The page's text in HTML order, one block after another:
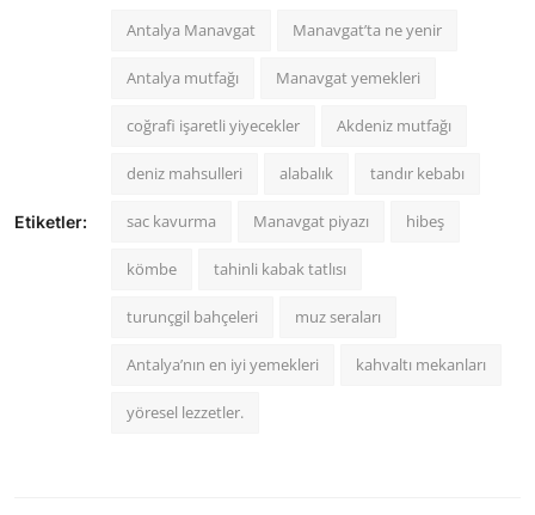
Etiketler:
Antalya Manavgat Manavgat’ta ne yenir
Antalya mutfağı Manavgat yemekleri
coğrafi işaretli yiyecekler Akdeniz mutfağı
deniz mahsulleri alabalık tandır kebabı
sac kavurma Manavgat piyazı hibeş
kömbe tahinli kabak tatlısı
turunçgil bahçeleri muz seraları
Antalya’nın en iyi yemekleri kahvaltı mekanları
yöresel lezzetler.